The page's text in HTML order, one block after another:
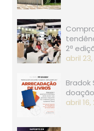
2ª
abril
Bradok
abril 16,